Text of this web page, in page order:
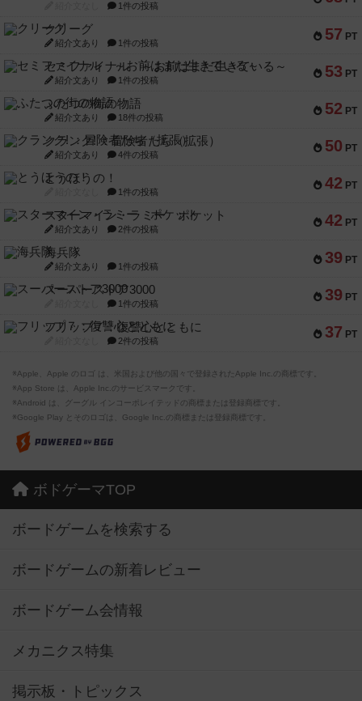
1件の投稿
57 PT
クリーグ
紹介文あり 1件の投稿
53 PT
セミファイナル ～お前はまだ生きている～
紹介文あり 1件の投稿
52 PT
ふたつの街の物語
紹介文あり 18件の投稿
50 PT
クランク! ：冒険者たち（拡張）
紹介文あり 4件の投稿
42 PT
とうほうの！
1件の投稿
42 PT
スターマイン・ラミー ポケット
紹介文あり 2件の投稿
39 PT
海兵隊
紹介文あり 1件の投稿
39 PT
スーパーストア3000
1件の投稿
37 PT
フリップ７：復讐心とともに
2件の投稿
※Apple、Apple のロゴ は、米国および他の国々で登録されたApple Inc.の商標です。
※App Store は、Apple Inc.のサービスマークです。
※Android は、グーグル インコーポレイテッドの商標または登録商標です。
※Google Play とそのロゴは、Google Inc.の商標または登録商標です。
ボドゲーマTOP
ボードゲームを検索する
ボードゲームの新着レビュー
ボードゲーム会情報
メカニクス特集
掲示板・トピックス